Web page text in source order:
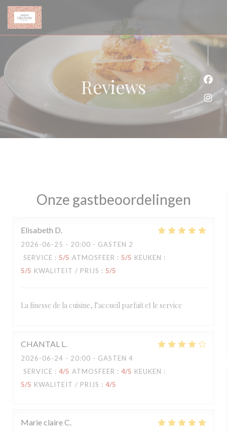
Cookies beheer paneel
Reviews
Onze gastbeoordelingen
Elisabeth D
2026-06-25 - 20:00 - GASTEN 2
SERVICE : 5/5 ATMOSFEER : 5/5 KEUKEN :
5/5 KWALITEIT / PRIJS : 5/5
La finesse de la cuisine, l’accueil parfait et le service
CHANTAL L
2026-06-24 - 20:00 - GASTEN 4
SERVICE : 4/5 ATMOSFEER : 4/5 KEUKEN :
5/5 KWALITEIT / PRIJS : 4/5
Marie claireC